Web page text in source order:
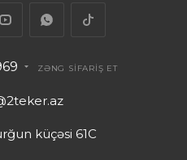
ZƏNG SİFARİŞ ET
küçəsi 61C